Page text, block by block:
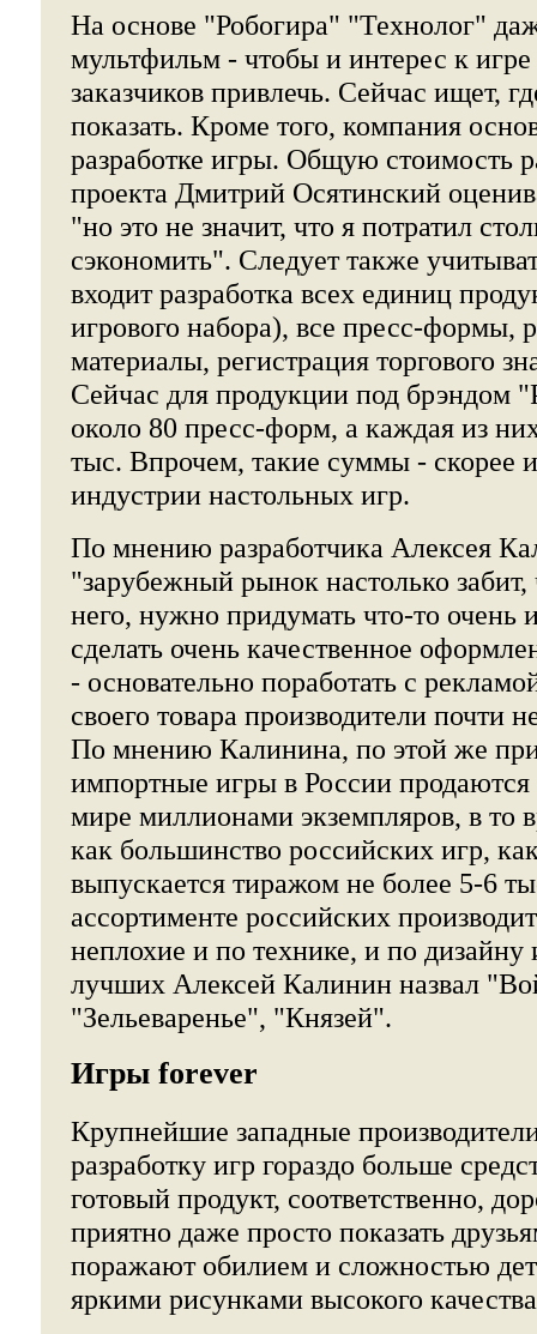
На основе "Робогира" "Технолог"
мультфильм - чтобы и интерес к
заказчиков привлечь. Сейчас ищет,
показать. Кроме того, компания
разработке игры. Общую стоимость
проекта Дмитрий Осятинский
"но это не значит, что я потратил
сэкономить". Следует также
входит разработка всех единиц
игрового набора), все пресс-формы,
материалы, регистрация торгового
Сейчас для продукции под брэндом
около 80 пресс-форм, а каждая из
тыс. Впрочем, такие суммы - скорее
индустрии настольных игр.
По мнению разработчика Алексея
"зарубежный рынок настолько
него, нужно придумать что-то очень
сделать очень качественное
- основательно поработать с
своего товара производители почти
По мнению Калинина, по этой же
импортные игры в России продаются
мире миллионами экземпляров, в то
как большинство российских игр,
выпускается тиражом не более 5-6
ассортименте российских
неплохие и по технике, и по
лучших Алексей Калинин назвал
"Зельеваренье", "Князей".
Игры forever
Крупнейшие западные
разработку игр гораздо больше
готовый продукт, соответственно,
приятно даже просто показать
поражают обилием и сложностью
яркими рисунками высокого